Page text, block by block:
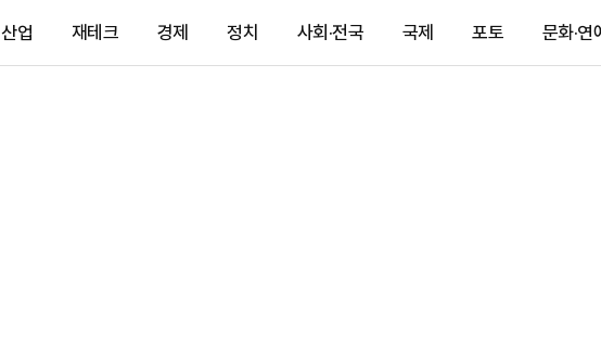
산업 재테크 경제 정치 사회·전국 국제 포토 문화·연